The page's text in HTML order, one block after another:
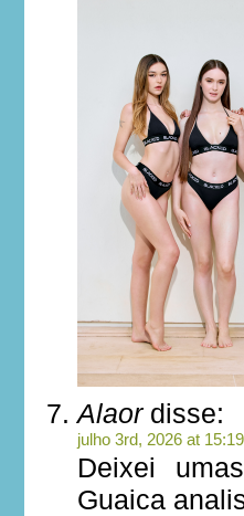
Alaordisse:
julho 3rd, 2026 at 15:19
Deixei
Guaica